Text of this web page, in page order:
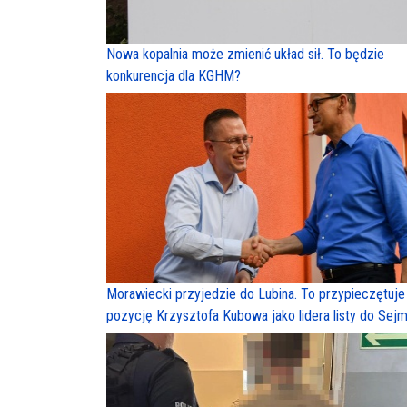
Nowa kopalnia może zmienić układ sił. To będzie
konkurencja dla KGHM?
Morawiecki przyjedzie do Lubina. To przypieczętuje
pozycję Krzysztofa Kubowa jako lidera listy do